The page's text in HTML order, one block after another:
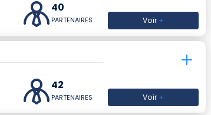
40
PARTENAIRES Voir+
42
PARTENAIRES Voir+